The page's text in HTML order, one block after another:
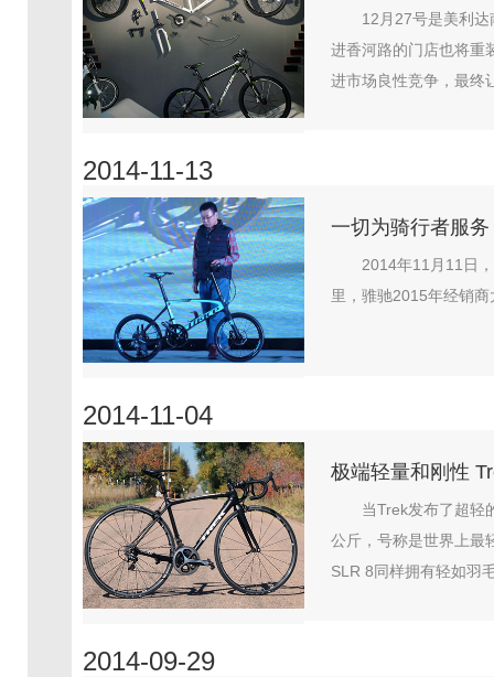
12月27号是美利
进香河路的门店也将重
进市场良性竞争，最终
2014-11-13
一切为骑行者服
2014年11月11日
里，骓驰2015年经销
2014-11-04
极端轻量和刚性
当Trek发布了超轻
公斤，号称是世界上最
SLR 8同样拥有轻如羽
2014-09-29